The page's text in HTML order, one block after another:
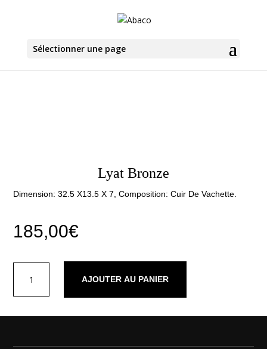
Sélectionner une page
Lyat Bronze
Dimension: 32.5 X13.5 X 7, Composition: Cuir De Vachette.
185,00€
Lyat
AJOUTER AU PANIER